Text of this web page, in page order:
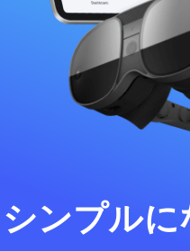
Business
シンプルに